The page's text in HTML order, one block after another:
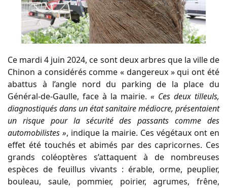
Ce mardi 4 juin 2024, ce sont deux arbres que la ville de
Chinon a considérés comme « dangereux » qui ont été
abattus à l’angle nord du parking de la place du
Général-de-Gaulle, face à la mairie. « Ces deux tilleuls,
diagnostiqués dans un état sanitaire médiocre, présentaient
un risque pour la sécurité des passants comme des
automobilistes », indique la mairie. Ces végétaux ont en
effet été touchés et abimés par des capricornes. Ces
grands coléoptères s’attaquent à de nombreuses
espèces de feuillus vivants : érable, orme, peuplier,
bouleau, saule, pommier, poirier, agrumes, frêne,